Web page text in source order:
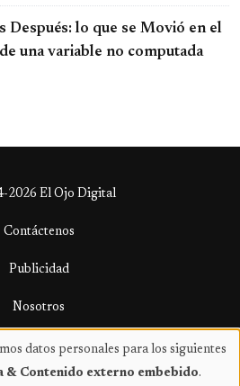
Después: lo que se Movió en el
una variable no computada
2026 El Ojo Digital
Contáctenos
Publicidad
Nosotros
y condiciones
datos personales para los siguientes
& Contenido externo embebido.